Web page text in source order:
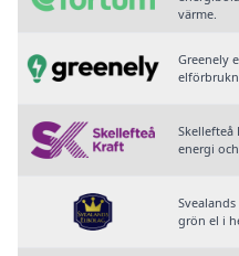
värme.
Greenely
energi
grön el i